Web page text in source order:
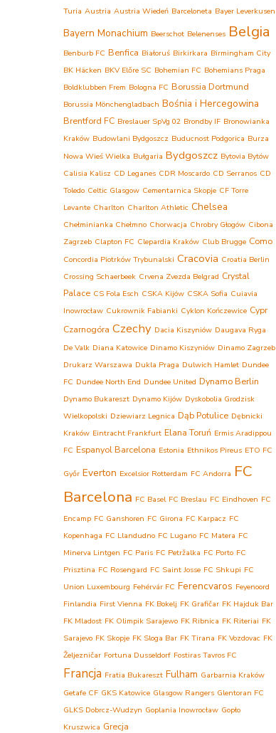
Turia Austria Austria Wiedeń Barceloneta Bayer Leverkusen
Bayern Monachium Beerschot Belenenses Belgia
Benburb FC Benfica Białoruś Birkirkara Birmingham City
BK Häcken BKV Előre SC Bohemian FC Bohemians Praga
Boldklubben Frem Bologna FC Borussia Dortmund
Borussia Mönchengladbach Bośnia i Hercegowina
Brentford FC Breslauer SpVg 02 Brondby IF Bronowianka
Kraków Budowlani Bydgoszcz Buducnost Podgorica Burza
Nowa Wieś Wielka Bułgaria Bydgoszcz Bytovia Bytów
Calisia Kalisz CD Leganes CDR Moscardo CD Serranos CD
Toledo Celtic Glasgow Cementarnica Skopje CF Torre
Levante Charlton Charlton Athletic Chelsea
Chełminianka Chełmno Chorwacja Chrobry Głogów Cibona
Zagrzeb Clapton FC Clepardia Kraków Club Brugge Como
Concordia Piotrków Trybunalski Cracovia Croatia Berlin
Crossing Schaerbeek Crvena Zvezda Belgrad Crystal
Palace CS Fola Esch CSKA Kijów CSKA Sofia Cuiavia
Inowrocław Cukrownik Fabianki Cyklon Kończewice Cypr
Czarnogóra Czechy Dacia Kiszyniów Daugava Ryga
De Valk Diana Katowice Dinamo Kiszyniów Dinamo Zagrzeb
Drukarz Warszawa Dukla Praga Dulwich Hamlet Dundee
FC Dundee North End Dundee United Dynamo Berlin
Dynamo Bukareszt Dynamo Kijów Dyskobolia Grodzisk
Wielkopolski Dziewiarz Legnica Dąb Potulice Dębnicki
Kraków Eintracht Frankfurt Elana Toruń Ermis Aradippou
FC Espanyol Barcelona Estonia Ethnikos Pireus ETO FC
Győr Everton Excelsior Rotterdam FC Andorra FC
Barcelona FC Basel FC Breslau FC Eindhoven FC
Encamp FC Ganshoren FC Girona FC Karpacz FC
Kopenhaga FC Llandudno FC Lugano FC Matera FC
Minerva Lintgen FC Paris FC Petržalka FC Porto FC
Prisztina FC Rosengard FC Saint Josse FC Shkupi FC
Union Luxembourg Fehérvár FC Ferencvaros Feyenoord
Finlandia First Vienna FK Bokelj FK Grafičar FK Hajduk Bar
FK Mladost FK Olimpik Sarajewo FK Ribnica FK Riteriai FK
Sarajevo FK Skopje FK Sloga Bar FK Tirana FK Vozdovac FK
Željezničar Fortuna Dusseldorf Fostiras Tavros FC
Francja Fratia Bukareszt Fulham Garbarnia Kraków
Getafe CF GKS Katowice Glasgow Rangers Glentoran FC
GLKS Dobrcz-Wudzyn Goplania Inowrocław Gopło
Kruszwica Grecja